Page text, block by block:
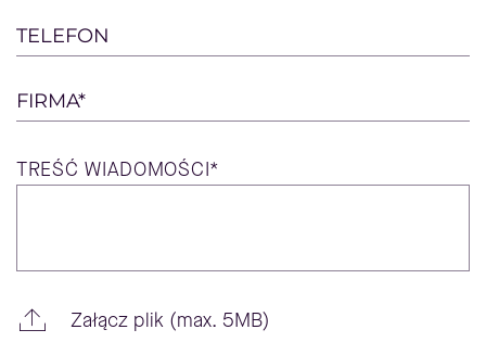
TELEFON
FIRMA*
TREŚĆ WIADOMOŚCI*
Załącz plik (max. 5MB)